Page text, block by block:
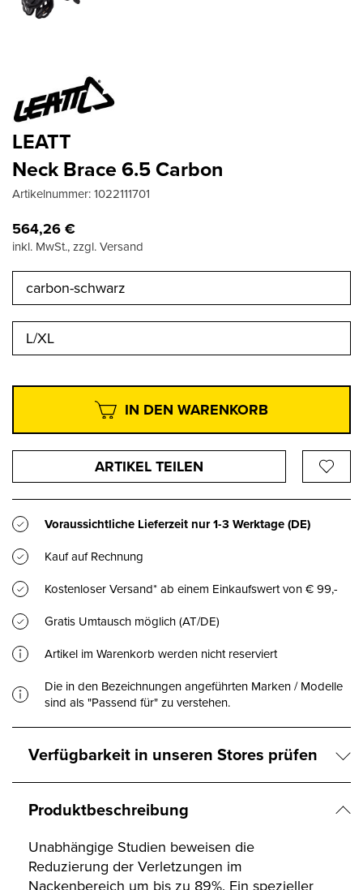
LEATT
Neck Brace 6.5 Carbon
Artikelnummer:1022111701
564,26€
inkl. MwSt., zzgl. Versand
carbon-schwarz
L/XL
IN DEN WARENKORB
ARTIKEL TEILEN
Voraussichtliche Lieferzeit nur1-3 Werktage(DE)
Kauf auf Rechnung
Kostenloser Versand* ab einem Einkaufswert von € 99,-
Gratis Umtausch möglich (AT/DE)
Artikel im Warenkorb werden nicht reserviert
Die in den Bezeichnungen angeführten Marken / Modelle
sind als "Passend für" zu verstehen.
Verfügbarkeit in unseren Stores prüfen
Produktbeschreibung
Unabhängige Studien beweisen die
Reduzierung der Verletzungen im